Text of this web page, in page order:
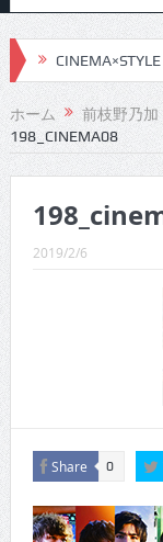
ホーム
前枝野乃
198_CINEMA08
2019/2/6
Share 0